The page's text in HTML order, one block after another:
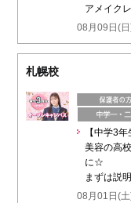
アメイク
08月09日(
札幌校
【中学3年
美容の高
に☆
まずは説
08月01日(